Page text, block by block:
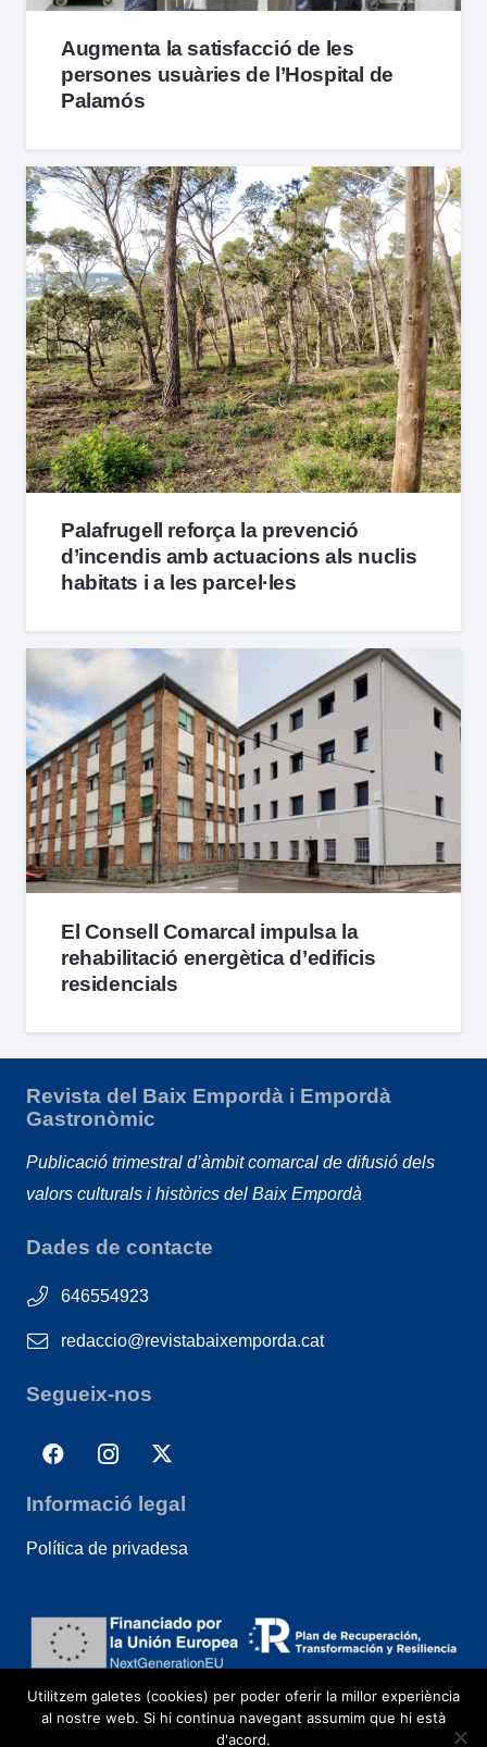
Augmenta la satisfacció de les
persones usuàries de l’Hospital de
Palamós
Palafrugell reforça la prevenció
d’incendis amb actuacions als nuclis
habitats i a les parcel·les
El Consell Comarcal impulsa la
rehabilitació energètica d’edificis
residencials
Revista del Baix Empordà i Empordà
Gastronòmic
Publicació trimestral d’àmbit comarcal de difusió dels
valors culturals i històrics del Baix Empordà
Dades de contacte
646554923
redaccio@revistabaixemporda.cat
Segueix-nos
Informació legal
Política de privadesa
Utilitzem galetes (cookies) per poder oferir la millor experiència
al nostre web. Si hi continua navegant assumim que hi està
d'acord.